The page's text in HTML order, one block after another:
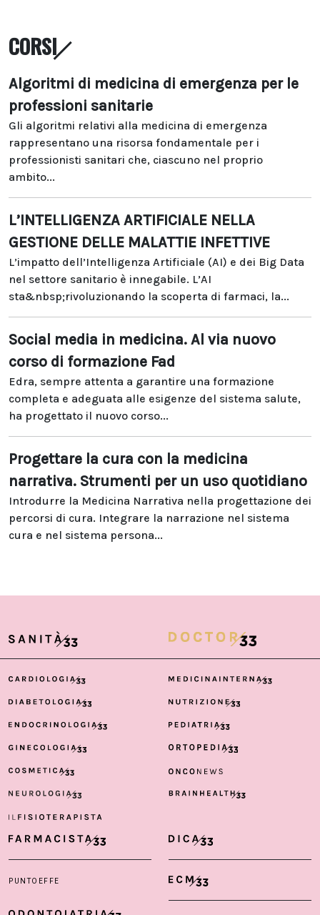
CORSI
Algoritmi di medicina di emergenza per le
professioni sanitarie
Gli algoritmi relativi alla medicina di emergenza
rappresentano una risorsa fondamentale per i
professionisti sanitari che, ciascuno nel proprio
ambito...
L’INTELLIGENZA ARTIFICIALE NELLA
GESTIONE DELLE MALATTIE INFETTIVE
L’impatto dell’Intelligenza Artificiale (AI) e dei Big Data
nel settore sanitario è innegabile. L’AI
sta&nbsp;rivoluzionando la scoperta di farmaci, la...
Social media in medicina. Al via nuovo
corso di formazione Fad
Edra, sempre attenta a garantire una formazione
completa e adeguata alle esigenze del sistema salute,
ha progettato il nuovo corso...
Progettare la cura con la medicina
narrativa. Strumenti per un uso quotidiano
Introdurre la Medicina Narrativa nella progettazione dei
percorsi di cura. Integrare la narrazione nel sistema
cura e nel sistema persona...